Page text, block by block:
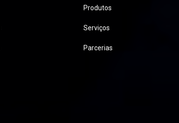
Produtos
Serviços
Parcerias